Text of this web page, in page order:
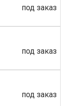
под заказ
под заказ
под заказ